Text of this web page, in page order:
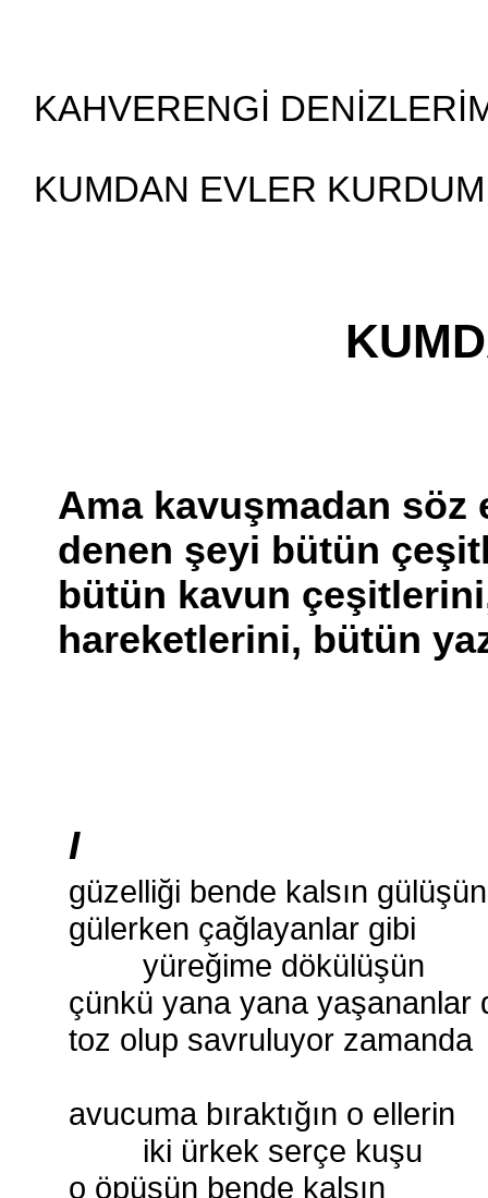
KAHVERENGİ
KUMDAN EVLER
Ama kavuşmadan söz
denen şeyi bütün
bütün kavun
hareketlerini, bütün
I
güzelliği bende kalsın gülüşün
gülerken çağlayanlar gibi
yüreğime dökülüşün
çünkü yana yana yaşananlar
toz olup savruluyor zamanda
avucuma bıraktığın o ellerin
iki ürkek serçe kuşu
o öpüşün bende kalsın